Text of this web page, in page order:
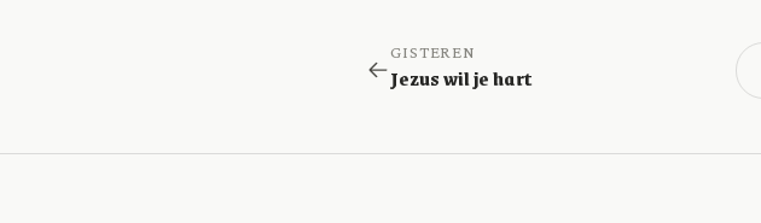
GISTEREN
Jezus wil je hart